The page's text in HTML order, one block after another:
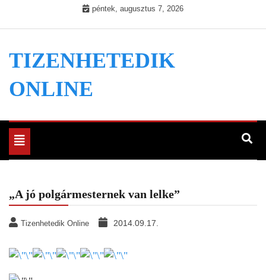
péntek, augusztus 7, 2026
TIZENHETEDIK
ONLINE
Toggle
navigation
„A jó polgármesternek van lelke”
Tizenhetedik Online 2014.09.17.